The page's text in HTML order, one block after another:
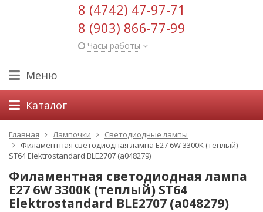
8 (4742) 47-97-71
8 (903) 866-77-99
Часы работы
Меню
Каталог
Главная Лампочки
Светодиодные лампы
Филаментная светодиодная лампа E27 6W 3300K (теплый)
ST64 Elektrostandard BLE2707 (a048279)
Филаментная светодиодная лампа
E27 6W 3300K (теплый) ST64
Elektrostandard BLE2707 (a048279)